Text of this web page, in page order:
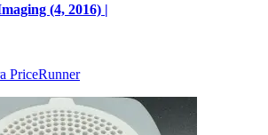
(4, 2016) |
PriceRunner